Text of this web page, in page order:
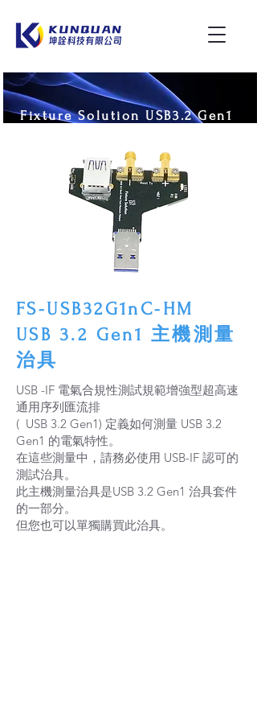
Fixture Solution USB3.2 Gen1
FS-USB32G1nC-HM
USB 3.2 Gen1 主機測量
治具
USB -IF 電氣合規性測試規範增強型超高速
通用序列匯流排
( USB 3.2 Gen1) 定義如何測量 USB 3.2
Gen1 的電氣特性。
在這些測量中，請務必使用 USB-IF 認可的
測試治具。
此主機測量治具是USB 3.2 Gen1 治具套件
的一部分。
但您也可以單獨購買此治具。